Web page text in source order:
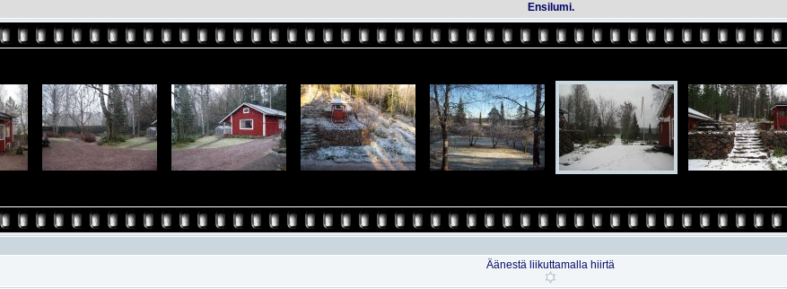
Ensilumi.
Äänestä liikuttamalla hiirtä